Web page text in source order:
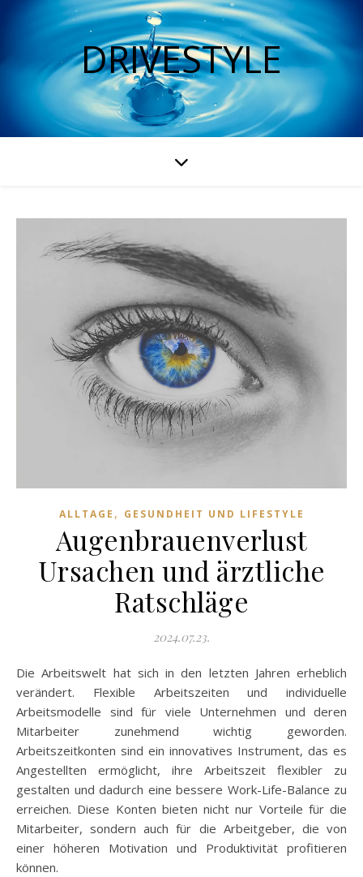
DRIVESTYLE
ALLTAGE , GESUNDHEIT UND LIFESTYLE
Augenbrauenverlust
Ursachen und ärztliche
Ratschläge
2024.07.23.
Die Arbeitswelt hat sich in den letzten Jahren erheblich
verändert. Flexible Arbeitszeiten und individuelle
Arbeitsmodelle sind für viele Unternehmen und deren
Mitarbeiter zunehmend wichtig geworden.
Arbeitszeitkonten sind ein innovatives Instrument, das es
Angestellten ermöglicht, ihre Arbeitszeit flexibler zu
gestalten und dadurch eine bessere Work-Life-Balance zu
erreichen. Diese Konten bieten nicht nur Vorteile für die
Mitarbeiter, sondern auch für die Arbeitgeber, die von
einer höheren Motivation und Produktivität profitieren
können.